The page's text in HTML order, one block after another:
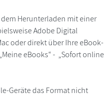
Herunterladen mit einer
Adobe Digital
oder direkt über Ihre eBook-
eBooks“ - „Sofort online
Geräte das Format nicht